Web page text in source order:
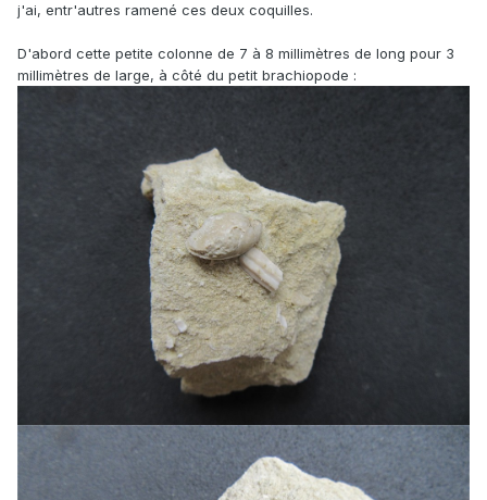
j'ai, entr'autres ramené ces deux coquilles.
D'abord cette petite colonne de 7 à 8 millimètres de long pour 3
millimètres de large, à côté du petit brachiopode :